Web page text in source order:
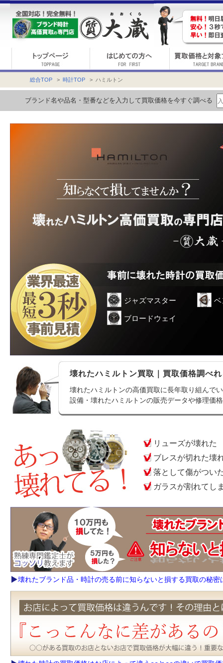
総合TOP > 時計TOP > ハミルトン
ブランド名や品名・型番などを入力して買取価格を今すぐ調べる
ジャズマスター ベ
ブロードウェイ
壊れたハミルトン買取｜買取価格調べ
壊れたハミルトンの高価買取に長年取り組んで
設備・壊れたハミルトンの販売データや修理価
リューズが壊れた
ブレスが切れた壊
落として傷がつい
ガラスが割れてし
壊れたブランド品・時計の売る前に知らないと損する買取の秘密